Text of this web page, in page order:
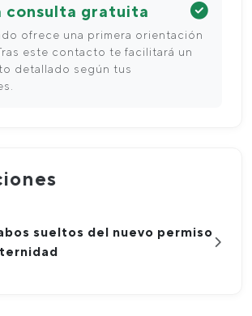
consulta gratuita
ofrece una primera orientación
este contacto te facilitará un
detallado según tus
sueltos del nuevo permiso